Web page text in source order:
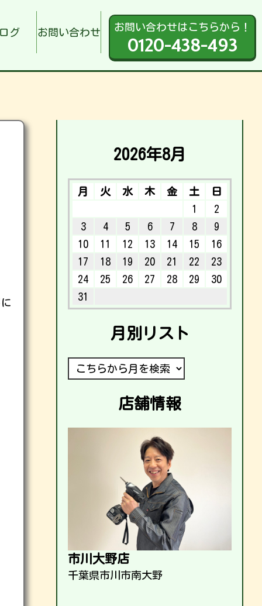
グ お問い合わせ お問い合わせはこちらから！
0120-438-493
2026年8月
月 火 水 木 金 土
日
1
2
3
4 5 6 7 8
9
10
11 12 13 14 15
16
17
18 19 20 21 22
23
24
25 26 27 28 29
30
31
月別リスト
店舗情報
市川大野店
千葉県市川市南大野